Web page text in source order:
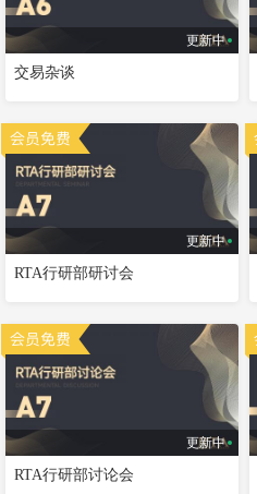
更新中
交易杂谈
更新中
RTA行研部研讨会
更新中
RTA行研部讨论会